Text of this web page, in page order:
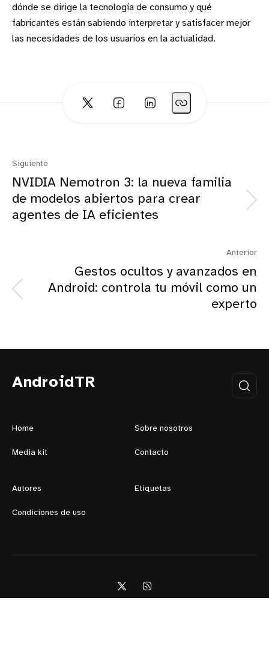
dónde se dirige la tecnología de consumo y qué
fabricantes están sabiendo interpretar y satisfacer mejor
las necesidades de los usuarios en la actualidad.
Siguiente
NVIDIA Nemotron 3: la nueva familia
de modelos abiertos para crear
agentes de IA eficientes
Anterior
Gestos ocultos y avanzados en
Android: controla tu móvil como un
experto
AndroidTR
Home Sobre nosotros
Media kit Contacto
Autores Etiquetas
Condiciones de uso